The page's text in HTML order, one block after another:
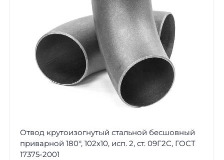
Отвод крутоизогнутый стальной бесшовный
приварной 180°, 102х10, исп. 2, ст. 09Г2С, ГОСТ
17375-2001